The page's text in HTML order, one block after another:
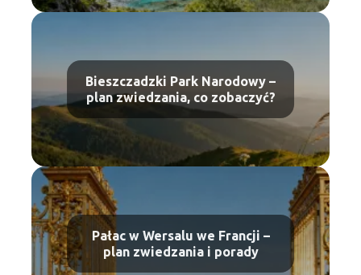
Bieszczadzki Park Narodowy –
plan zwiedzania, co zobaczyć?
Pałac w Wersalu we Francji –
plan zwiedzania i porady